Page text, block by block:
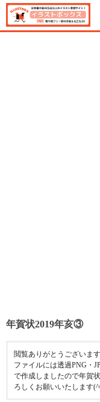
年賀状2019年亥③
閲覧ありがとうございま
ファイルには透過PNG・
で作成しましたので年賀
ろしくお願いいたします